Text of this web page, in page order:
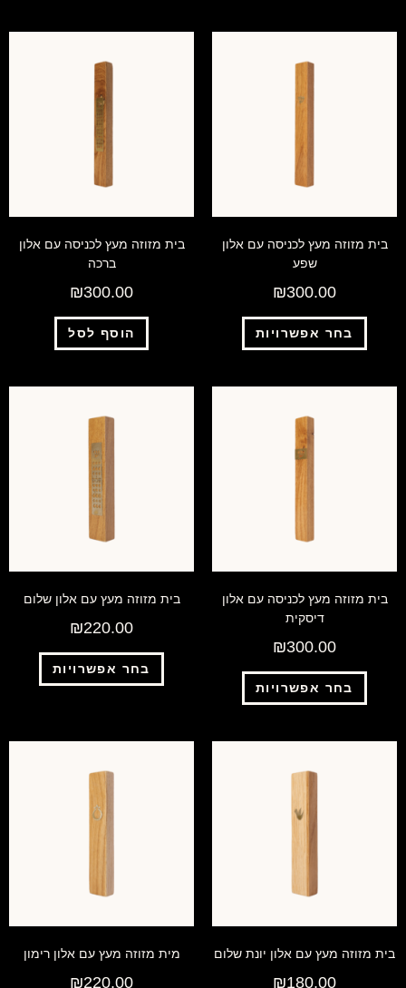
בית מזוזה מעץ לכניסה עם אלון
שפע
₪300.00
בחר אפשרויות
בית מזוזה מעץ לכניסה עם אלון
ברכה
₪300.00
הוסף לסל
בית מזוזה מעץ לכניסה עם אלון
דיסקית
₪300.00
בחר אפשרויות
בית מזוזה מעץ עם אלון שלום
₪220.00
בחר אפשרויות
בית מזוזה מעץ עם אלון יונת שלום
₪180.00
מית מזוזה מעץ עם אלון רימון
₪220.00